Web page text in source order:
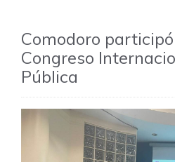
Comodoro participó
Congreso
Pública